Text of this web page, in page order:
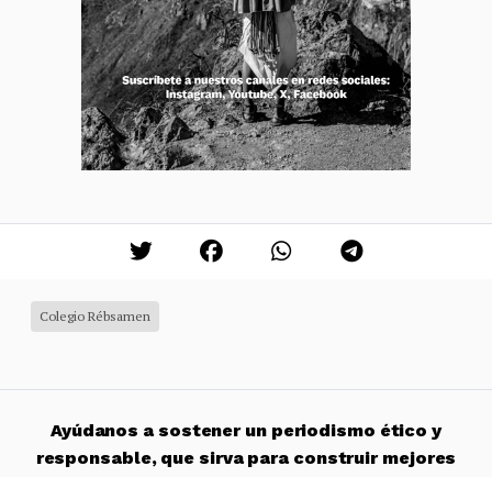
Colegio Rébsamen
Ayúdanos a sostener un periodismo ético y
responsable, que sirva para construir mejores